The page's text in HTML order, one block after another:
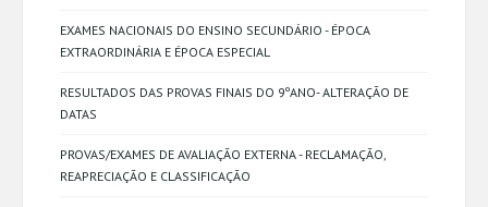
EXAMES NACIONAIS DO ENSINO SECUNDÁRIO - ÉPOCA
EXTRAORDINÁRIA E ÉPOCA ESPECIAL
RESULTADOS DAS PROVAS FINAIS DO 9ºANO- ALTERAÇÃO DE
DATAS
PROVAS/EXAMES DE AVALIAÇÃO EXTERNA - RECLAMAÇÃO,
REAPRECIAÇÃO E CLASSIFICAÇÃO